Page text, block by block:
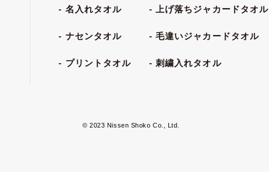
名入れタオル
ナセンタオル
プリントタオル
上げ落ちジャカードタオル
毛違いジャカードタオル
刺繍入れタオル
© 2023 Nissen Shoko Co., Ltd.